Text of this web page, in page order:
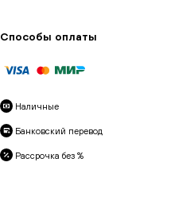
Способы оплаты
Наличные
Банковский перевод
Рассрочка без %